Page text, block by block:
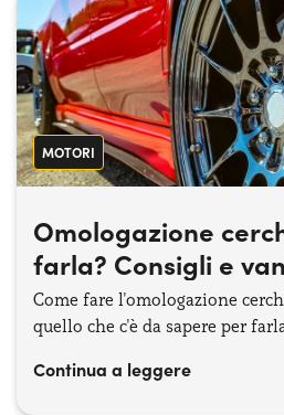
MOTORI
Omologazione
farla? Consigli e
Come fare l'omologazione
quello che c'è da sapere per
Continua a leggere